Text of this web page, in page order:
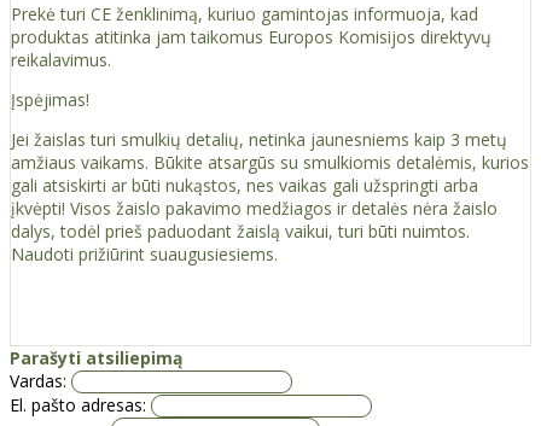
Prekė turi CE ženklinimą, kuriuo gamintojas informuoja, kad
produktas atitinka jam taikomus Europos Komisijos direktyvų
reikalavimus.
Įspėjimas!
Jei žaislas turi smulkių detalių, netinka jaunesniems kaip 3 metų
amžiaus vaikams. Būkite atsargūs su smulkiomis detalėmis, kurios
gali atsiskirti ar būti nukąstos, nes vaikas gali užspringti arba
įkvėpti! Visos žaislо pakavimo medžiagos ir detalės nėra žaislo
dalys, todėl prieš paduodant žaislą vaikui, turi būti nuimtos.
Naudoti prižiūrint suaugusiesiems.
Parašyti atsiliepimą
Vardas:
El. pašto adresas: